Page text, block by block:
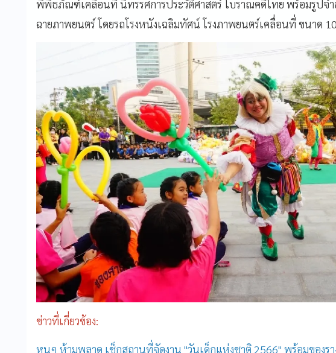
พิพิธภัณฑ์เคลื่อนที่ นิทรรศการประวัติศาสตร์ โบราณคดีไทย พร้อมรูปจำ
ฉายภาพยนตร์ โดยรถโรงหนังเฉลิมทัศน์ โรงภาพยนตร์เคลื่อนที่ ขนาด
ข่าวที่เกี่ยวข้อง:
หนูๆ ห้ามพลาด เช็กสถานที่จัดงาน "วันเด็กแห่งชาติ 2566" พร้อมของรา